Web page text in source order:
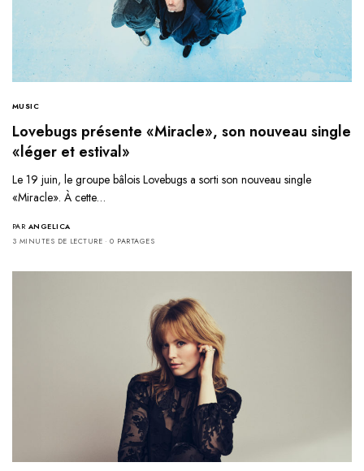
MUSIC
Lovebugs présente «Miracle», son nouveau single
«léger et estival»
Le 19 juin, le groupe bâlois Lovebugs a sorti son nouveau single
«Miracle». À cette…
PAR ANGELICA
3 MINUTES DE LECTURE
0 PARTAGES